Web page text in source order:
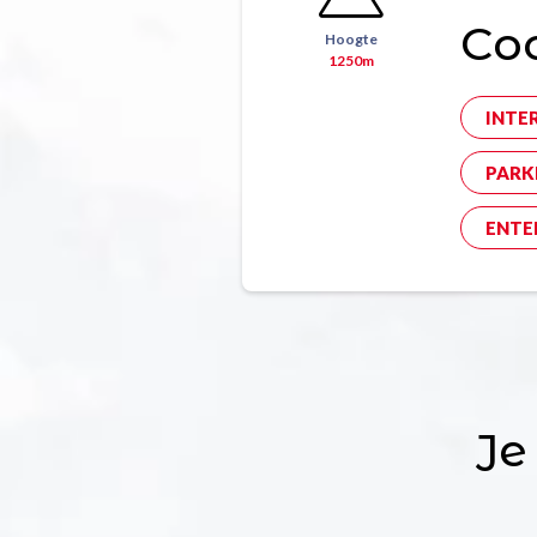
Hoogte
1250m